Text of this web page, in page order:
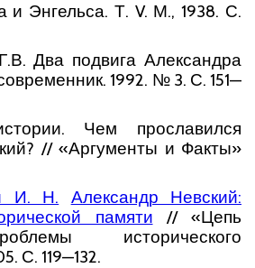
и Энгельса. Т. V. М., 1938. С.
Два подвига Александра
1992. № 3. С. 151—
Чем прославился
// «Аргументы и Факты»
И. Н.
Александр Невский:
памяти // «Цепь
исторического
С. 119—132.